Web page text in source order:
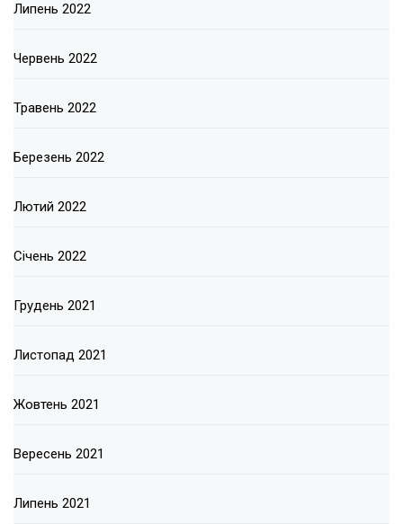
Липень 2022
Червень 2022
Травень 2022
Березень 2022
Лютий 2022
Січень 2022
Грудень 2021
Листопад 2021
Жовтень 2021
Вересень 2021
Липень 2021